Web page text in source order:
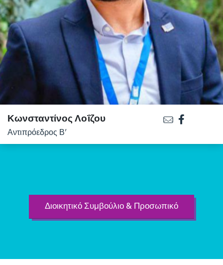
Κωνσταντίνος Λοΐζου
Αντιπρόεδρος Β’
Διοικητικό Συμβούλιο & Προσωπικό